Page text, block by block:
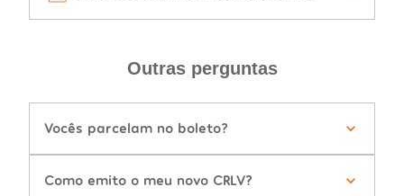
Outras perguntas
Vocês parcelam no boleto?
Como emito o meu novo CRLV?